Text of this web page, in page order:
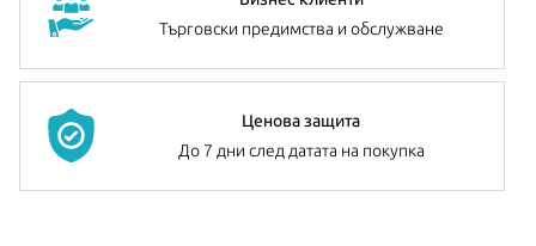
Търговски предимства и обслужване
Ценова защита
До 7 дни след датата на покупка